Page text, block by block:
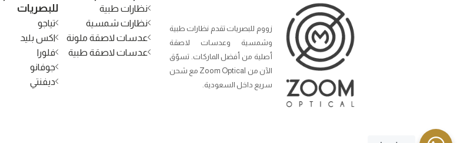
زووم للبصريات تقدم نظارات طبية
وشمسية وعدسات لاصقة
أصلية من أفضل الماركات. تسوّق
الآن من Zoom Optical مع شحن
سريع داخل السعودية.
نظارات طبية
نظارات شمسية
عدسات لاصقة ملونة
عدسات لاصقة طبية
للبصريات
تياجو
اكس بليد
فلورا
جوفانو
ديفنتي